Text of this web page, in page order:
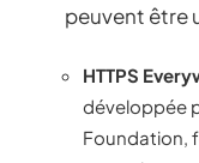
peuvent être
HTTPS
développée
Foundation,